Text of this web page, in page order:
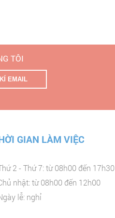
TÔI
GIAN LÀM VIỆC
2 - Thứ 7: từ 08h00 đến 17h30
nhật: từ 08h00 đến 12h00
lễ: nghỉ